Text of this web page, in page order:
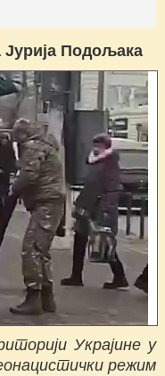
Јурија Подољака
Украјине у
режим